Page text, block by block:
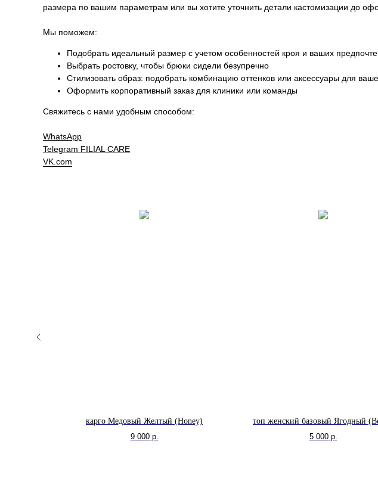
размера по вашим параметрам или вы хотите уточнить детали кастомизации до
Мы поможем:
Подобрать идеальный размер с учетом особенностей кроя и ваших
Выбрать ростовку, чтобы брюки сидели безупречно
Стилизовать образ: подобрать комбинацию оттенков или аксессуары для
Оформить корпоративный заказ для клиники или команды
Свяжитесь с нами удобным способом:
WhatsApp
Telegram FILIAL CARE
VK.com
карго Медовый Желтый (Honey)
9 000 р.
топ женский базовый Ягодный
5 000 р.